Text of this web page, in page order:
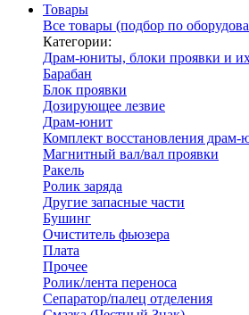
Товары
Все товары (подбор по
Категории:
Драм-юниты, блоки проявки и
Барабан
Блок проявки
Дозирующее лезвие
Драм-юнит
Комплект восстановления драм-
Магнитный вал/вал проявки
Ракель
Ролик заряда
Другие запасные части
Бушинг
Очиститель фьюзера
Плата
Прочее
Ролик/лента переноса
Сепаратор/палец отделения